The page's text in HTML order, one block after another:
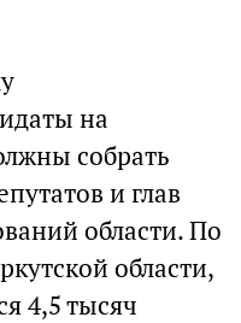
на
собрать
и глав
области. По
области,
4,5 тысяч